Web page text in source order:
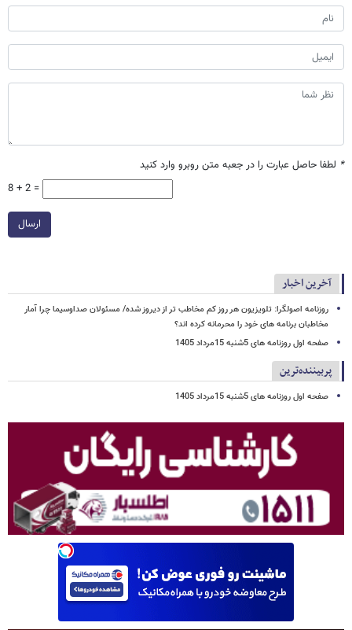
* لطفا حاصل عبارت را در جعبه متن روبرو وارد کنید
8 + 2 =
ارسال
آخرین اخبار
روزنامه اصولگرا: تلویزیون هر روز کم مخاطب تر از دیروز شده/ مسئولان صداوسیما چرا آمار
مخاطبان برنامه های خود را محرمانه کرده اند؟
صفحه اول روزنامه های 5شنبه 15مرداد 1405
پربیننده‌ترین
صفحه اول روزنامه های 5شنبه 15مرداد 1405